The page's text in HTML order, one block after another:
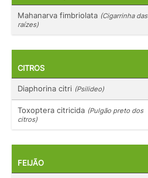
Mahanarva fimbriolata (Cigarrinha das
raízes)
CITROS
Diaphorina citri (Psilideo)
Toxoptera citricida (Pulgão preto dos
citros)
FEIJÃO